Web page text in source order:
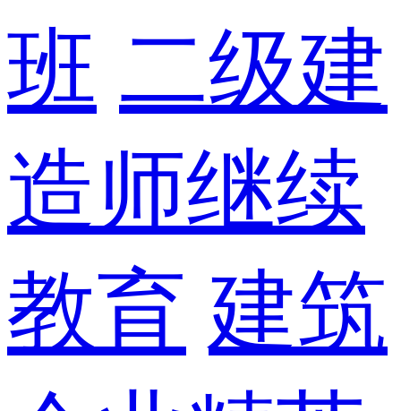
班 二级建
造师继续
教育 建筑